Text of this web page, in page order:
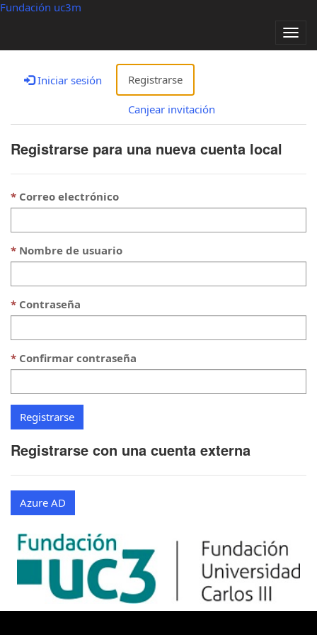
Fundación uc3m
Iniciar sesión Registrarse
Canjear invitación
Registrarse para una nueva cuenta local
Correo electrónico
Nombre de usuario
Contraseña
Confirmar contraseña
Registrarse con una cuenta externa
Azure AD